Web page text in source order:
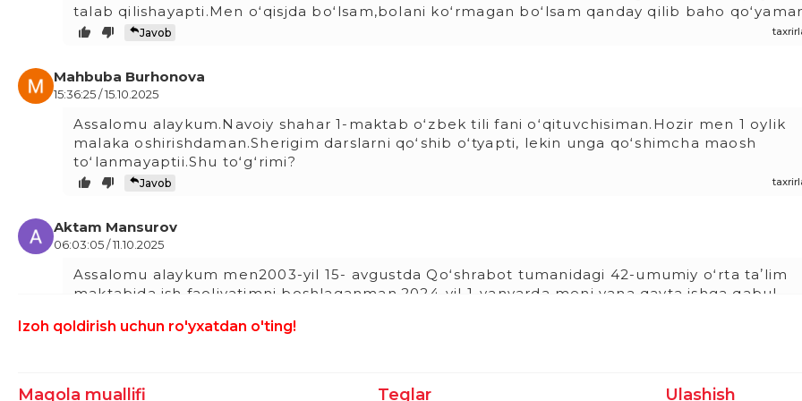
talab qilishayapti.Men oʻqisjda boʻlsam,bolani koʻrmagan boʻlsam qanday qilib baho
Javob
Mahbuba Burhonova
15:36:25 / 15.10.2025
Assalomu alaykum.Navoiy shahar 1-maktab oʻzbek tili fani oʻqituvchisiman.Hozir men 1 oylik
malaka oshirishdaman.Sherigim darslarni qoʻshib oʻtyapti, lekin unga qoʻshimcha maosh
toʻlanmayaptii.Shu toʻgʻrimi?
Javob
Aktam Mansurov
06:03:05 / 11.10.2025
Assalomu alaykum men2003-yil 15- avgustda Qoʻshrabot tumanidagi 42-umumiy oʻrta taʼlim
maktabida ish faoliyatimni boshlaganman.2024-yil 1-yanvarda meni yana qayta ishga qabul
Javob
20:13:16 / 09.10.2025
Izoh qoldirish uchun ro'yxatdan o'ting!
Maqola muallifi Teglar Ulashish